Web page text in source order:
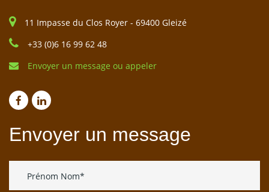
11 Impasse du Clos Royer - 69400 Gleizé
+33 (0)6 16 99 62 48
Envoyer un message ou appeler
Envoyer un message